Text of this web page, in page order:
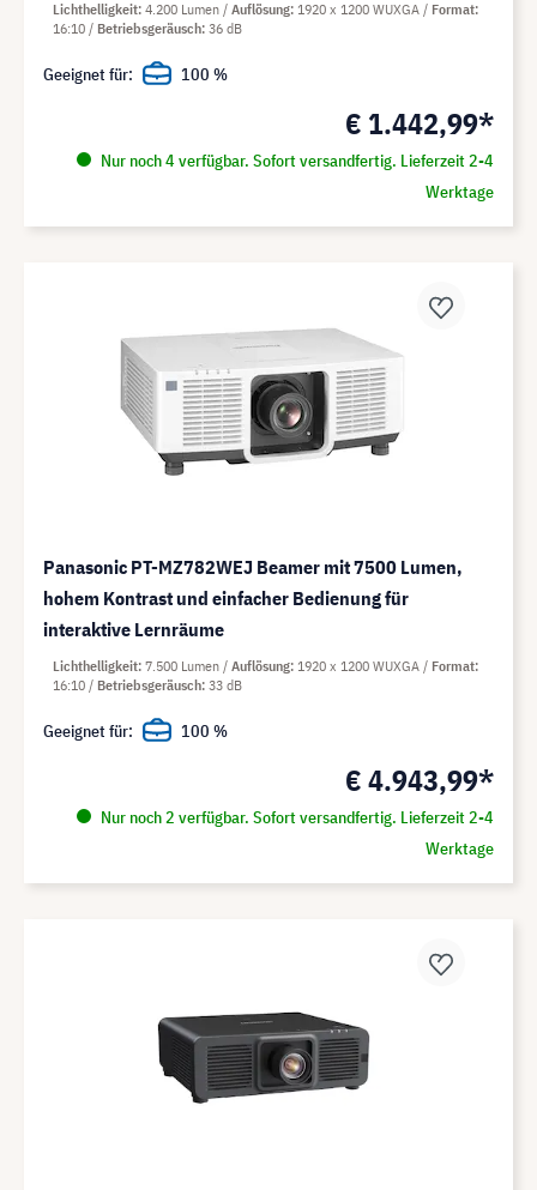
€ 1.442,99*
Nur noch 4 verfügbar. Sofort versandfertig. Lieferzeit 2-4
Werktage
Lichthelligkeit 4.200 Lumen Auflösung 1920 x 1200 WUXGA
Format
16:10
Betriebsgeräusch 36 dB
Geeignet für: 100 %
Panasonic PT-MZ782WEJ Beamer mit 7500 Lumen,
hohem Kontrast und einfacher Bedienung für
interaktive Lernräume
€ 4.943,99*
Nur noch 2 verfügbar. Sofort versandfertig. Lieferzeit 2-4
Werktage
Lichthelligkeit 7.500 Lumen Auflösung 1920 x 1200 WUXGA
Format
16:10
Betriebsgeräusch 33 dB
Geeignet für: 100 %